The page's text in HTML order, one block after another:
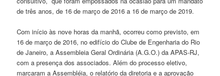
de três anos, de 16 de março de 2016 a 16 de março de 2019.
Com início às nove horas da manhã, ocorreu como previsto, em
16 de março de 2016, no edifício do Clube de Engenharia do Rio
de Janeiro, a Assembleia Geral Ordinária (A.G.O.) da APAS-RJ,
com a presença dos associados. Além do processo eletivo,
marcaram a Assembléia, o relatório da diretoria e a aprovação